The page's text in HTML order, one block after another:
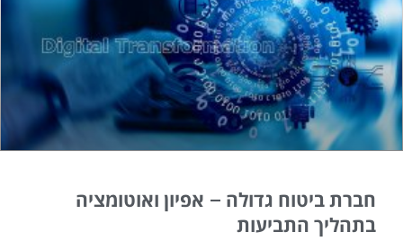
חברת ביטוח גדולה – אפיון ואוטומציה
בתהליך התביעות